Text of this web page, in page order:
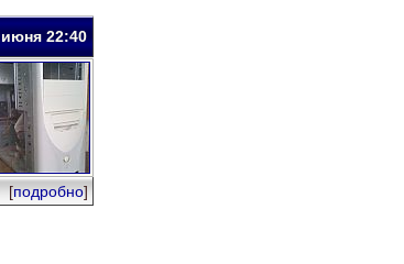
22:40
[подробно]